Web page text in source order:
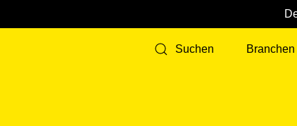
Suchen Branchen